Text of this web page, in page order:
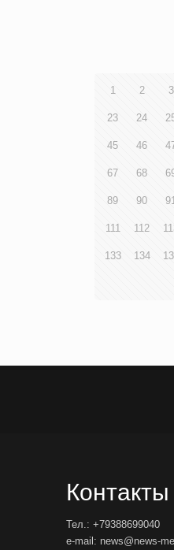
1 2 3
23 24
45 46
67 68
89 90
111 112
133 134
Контакты
Тел.: +79388699040
e-mail: news@news-